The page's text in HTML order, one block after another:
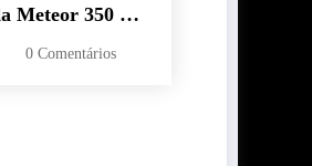
Meteor 350 e
da
0 Comentários